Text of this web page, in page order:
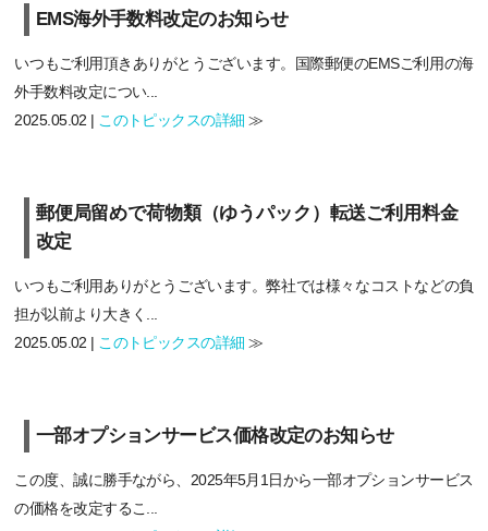
EMS海外手数料改定のお知らせ
いつもご利用頂きありがとうございます。国際郵便のEMSご利用の海
外手数料改定につい...
2025.05.02 | このトピックスの詳細 ≫
郵便局留めで荷物類（ゆうパック）転送ご利用料金
改定
いつもご利用ありがとうございます。弊社では様々なコストなどの負
担が以前より大きく...
2025.05.02 | このトピックスの詳細 ≫
一部オプションサービス価格改定のお知らせ
この度、誠に勝手ながら、2025年5月1日から一部オプションサービス
の価格を改定するこ...